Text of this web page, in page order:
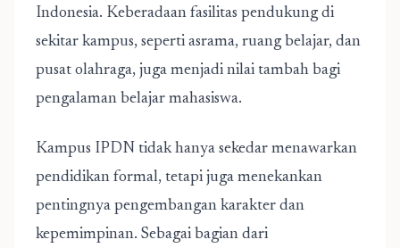
Indonesia. Keberadaan fasilitas pendukung di
sekitar kampus, seperti asrama, ruang belajar, dan
pusat olahraga, juga menjadi nilai tambah bagi
pengalaman belajar mahasiswa.
Kampus IPDN tidak hanya sekedar menawarkan
pendidikan formal, tetapi juga menekankan
pentingnya pengembangan karakter dan
kepemimpinan. Sebagai bagian dari